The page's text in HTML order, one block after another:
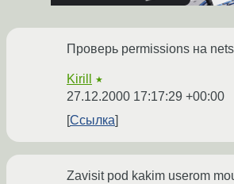
Проверь permissions на
Kirill ★
27.12.2000 17:17:29 +00:00
Ссылка
Zavisit pod kakim userom